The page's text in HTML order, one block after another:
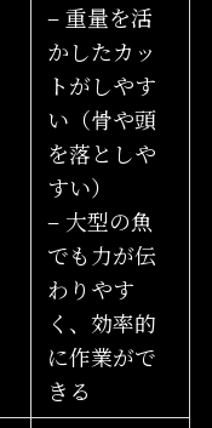
– 重量を活
かしたカッ
トがしやす
い（骨や頭
を落としや
すい）
– 大型の魚
でも力が伝
わりやす
く、効率的
に作業がで
きる